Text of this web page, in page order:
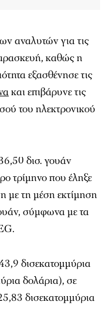
αναλυτών για τις
καθώς η
εξασθένησε τις
και επιβάρυνε τις
του ηλεκτρονικού
δισ. γουάν
τρίμηνο που έληξε
με τη μέση εκτίμηση
σύμφωνα με τα
δισεκατομμύρια
δολάρια), σε
δισεκατομμύρια